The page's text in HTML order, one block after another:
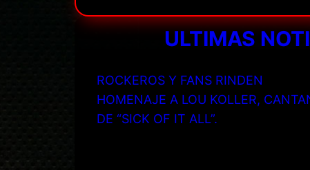
ULTIMAS
ROCKEROS Y FANS RINDEN
HOMENAJE A LOU KOLLER,
DE “SICK OF IT ALL”.